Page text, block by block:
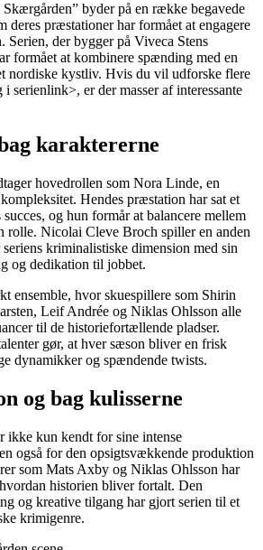
byder på en række begavede
deres præstationer har formået at engagere
Serien, der bygger på Viveca Stens
formået at kombinere spænding med en
nordiske kystliv. Hvis du vil udforske flere
i serienlink>, er der masser af interessante
karaktererne
hovedrollen som Nora Linde, en
Hendes præstation har sat et
og hun formår at balancere mellem
rolle. Nicolai Cleve Broch spiller en anden
kriminalistiske dimension med sin
og dedikation til jobbet.
ensemble, hvor skuespillere som Shirin
Leif Andrée og Niklas Ohlsson alle
til de historiefortællende pladser.
gør, at hver sæson bliver en frisk
dynamikker og spændende twists.
og bag kulisserne
ikke kun kendt for sine intense
også for den opsigtsvækkende produktion
som Mats Axby og Niklas Ohlsson har
historien bliver fortalt. Den
og kreative tilgang har gjort serien til et
krimigenre.